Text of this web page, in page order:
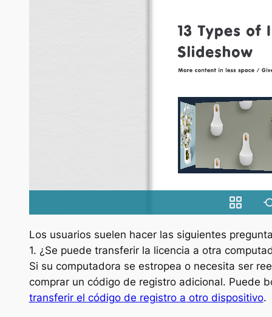
Los usuarios suelen hacer las siguientes
1. ¿Se puede transferir la licencia a otra
Si su computadora se estropea o necesita ser
comprar un código de registro adicional. Puede
transferir el código de registro a otro dispositivo.